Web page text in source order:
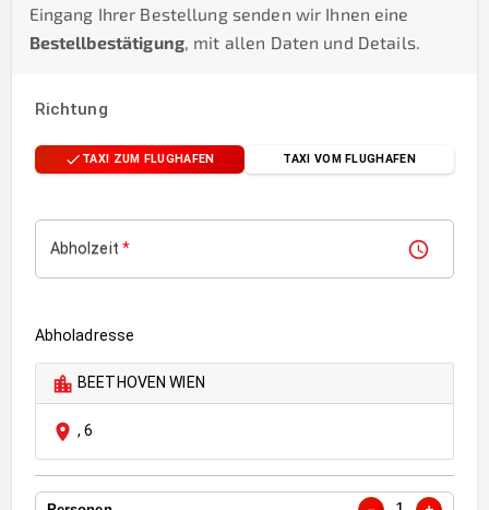
Eingang Ihrer Bestellung senden wir Ihnen eine
Bestellbestätigung, mit allen Daten und Details.
Richtung
TAXI ZUM FLUGHAFEN TAXI VOM FLUGHAFEN
Abholzeit *
Abholadresse
BEETHOVEN WIEN
,6